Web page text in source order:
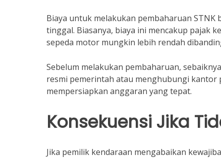
Biaya untuk melakukan pembaharuan
tinggal. Biasanya, biaya ini mencakup pajak
sepeda motor mungkin lebih rendah
Sebelum melakukan pembaharuan,
resmi pemerintah atau menghubungi kantor
mempersiapkan anggaran yang tepat.
Konsekuensi Jika
Jika pemilik kendaraan mengabaikan